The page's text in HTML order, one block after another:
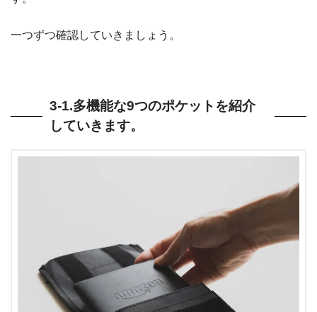
一つずつ確認していきましょう。
3-1.多機能な9つのポケットを紹介
していきます。